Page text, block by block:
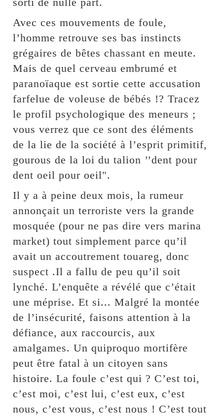
Avec ces mouvements de foule,
l’homme retrouve ses bas instincts
grégaires de bêtes chassant en meute.
Mais de quel cerveau embrumé et
paranoïaque est sortie cette accusation
farfelue de voleuse de bébés !? Tracez
le profil psychologique des meneurs ;
vous verrez que ce sont des éléments
de la lie de la société à l’esprit primitif,
gourous de la loi du talion ’’dent pour
dent oeil pour oeil".
Il y a à peine deux mois, la rumeur
annonçait un terroriste vers la grande
mosquée (pour ne pas dire vers marina
market) tout simplement parce qu’il
avait un accoutrement touareg, donc
suspect .Il a fallu de peu qu’il soit
lynché. L’enquête a révélé que c’était
une méprise. Et si... Malgré la montée
de l’insécurité, faisons attention à la
défiance, aux raccourcis, aux
amalgames. Un quiproquo mortifère
peut être fatal à un citoyen sans
histoire. La foule c’est qui ? C’est toi,
c’est moi, c’est lui, c’est eux, c’est
nous, c’est vous, c’est nous ! C’est tout